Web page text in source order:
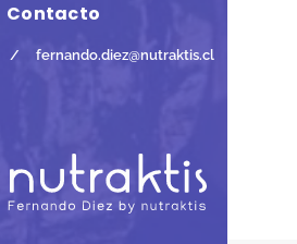
Contacto
/ fernando.diez@nutraktis.cl